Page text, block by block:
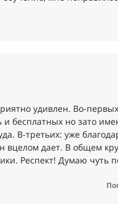
удивлен. Во-
и бесплатных но зато
В-третьих: уже
вцелом дает. В общем
Респект! Думаю чуть